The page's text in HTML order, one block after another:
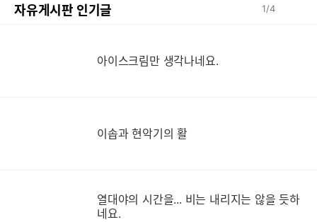
자유게시판 인기글 1/4
아이스크림만 생각나네요.
이솝과 현악기의 활
열대야의 시간을... 비는 내리지는 않을 듯하
네요.